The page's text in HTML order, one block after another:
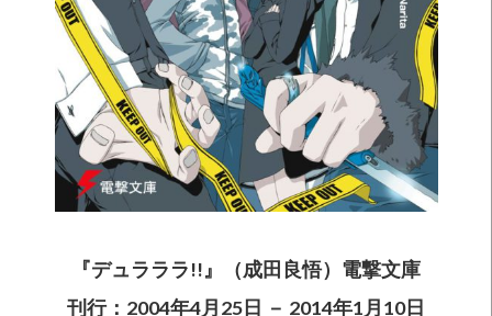
『デュラララ!!』（成田良悟）電撃文庫
刊行：2004年4月25日 － 2014年1月10日